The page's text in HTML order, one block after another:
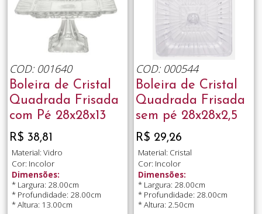
COD: 001640
Boleira de Cristal
Quadrada Frisada
com Pé 28x28x13
R$ 38,81
Material: Vidro
Cor: Incolor
Dimensões:
* Largura: 28.00cm
* Profundidade: 28.00cm
* Altura: 13.00cm
COD: 000544
Boleira de Cristal
Quadrada Frisada
sem pé 28x28x2,5
R$ 29,26
Material: Cristal
Cor: Incolor
Dimensões:
* Largura: 28.00cm
* Profundidade: 28.00cm
* Altura: 2.50cm